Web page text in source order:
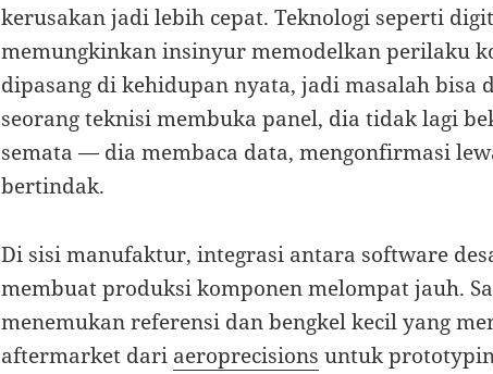
kerusakan jadi lebih cepat. Teknologi seperti
memungkinkan insinyur memodelkan perilaku
dipasang di kehidupan nyata, jadi masalah bisa
seorang teknisi membuka panel, dia tidak lagi
semata — dia membaca data, mengonfirmasi
bertindak.
Di sisi manufaktur, integrasi antara software
membuat produksi komponen melompat jauh.
menemukan referensi dan bengkel kecil yang
aftermarket dari aeroprecisions untuk